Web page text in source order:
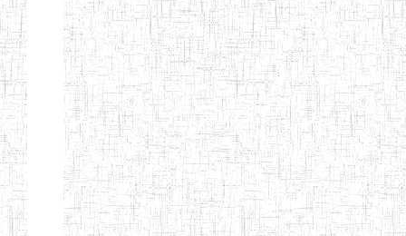
Début Préc. 4 5 6 7 8
9
13
Suivant Fin